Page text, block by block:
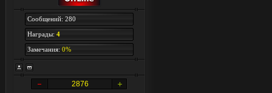
Сообщений: 280
Награды: 4
Замечания: 0%
2876